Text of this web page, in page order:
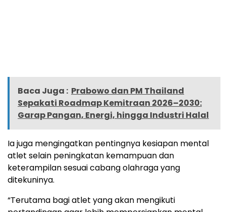
Baca Juga : Prabowo dan PM Thailand
Sepakati Roadmap Kemitraan 2026–2030:
Garap Pangan, Energi, hingga Industri Halal
Ia juga mengingatkan pentingnya kesiapan mental
atlet selain peningkatan kemampuan dan
keterampilan sesuai cabang olahraga yang
ditekuninya.
“Terutama bagi atlet yang akan mengikuti